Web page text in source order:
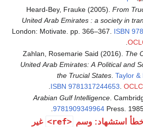
Heard-Bey, Frauke (2005).From
United Arab Emirates : a society in
London: Motivate. pp. 366–367. ISBN
.
Zahlan, Rosemarie Said (2016). The
United Arab Emirates: A Political and
the Trucial States .Taylor &
ISBN 9781317244653 .OCLC
Arabian Gulf Intelligence.
Press.
9781909349964
.
استشهاد: وسم <ref>
غير